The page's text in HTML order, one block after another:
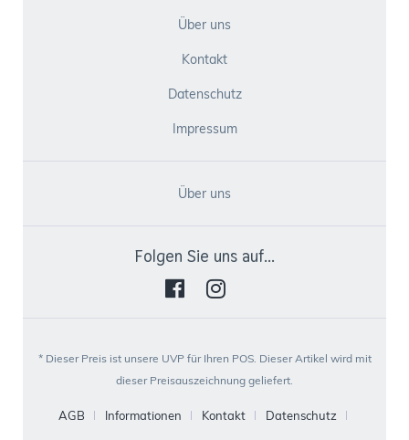
Über uns
Kontakt
Datenschutz
Impressum
Über uns
Folgen Sie uns auf...
* Dieser Preis ist unsere UVP für Ihren POS. Dieser Artikel wird mit
dieser Preisauszeichnung geliefert.
AGB Informationen Kontakt
Datenschutz